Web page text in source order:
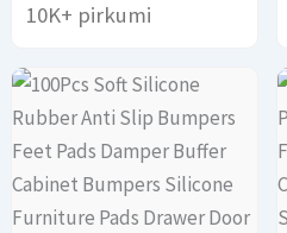
10K+ pirkumi